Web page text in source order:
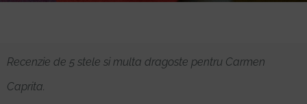
Recenzie de 5 stele si multa dragoste pentru Carmen
Caprita.